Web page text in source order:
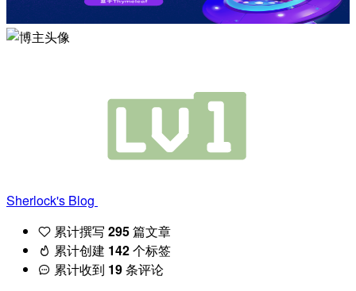
Sherlock's Blog
累计撰写 295篇文章
累计创建 142个标签
累计收到 19条评论